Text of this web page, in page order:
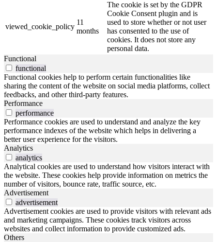
viewed_cookie_policy
11
months
The cookie is set by the GDPR
Cookie Consent plugin and is
used to store whether or not user
has consented to the use of
cookies. It does not store any
personal data.
Functional
functional
Functional cookies help to perform certain functionalities like
sharing the content of the website on social media platforms, collect
feedbacks, and other third-party features.
Performance
performance
Performance cookies are used to understand and analyze the key
performance indexes of the website which helps in delivering a
better user experience for the visitors.
Analytics
analytics
Analytical cookies are used to understand how visitors interact with
the website. These cookies help provide information on metrics the
number of visitors, bounce rate, traffic source, etc.
Advertisement
advertisement
Advertisement cookies are used to provide visitors with relevant ads
and marketing campaigns. These cookies track visitors across
websites and collect information to provide customized ads.
Others